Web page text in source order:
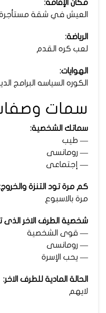
مكان الإقامة:
العيش في شقة
الرياضة:
لعب كره القدم
الهوايات:
الكوره السياسه البرامج
سمات
سماتك الشخصية:
— طيب
— رومانسى
— إجتماعى
كم مرة تود التنزة
مرة بالاسبوع
شخصية الطرف الاخر الذى
— قوى الشخصية
— رومانسى
— يحب الإسرة
الحالة المادية للطرف الاخر:
لايهم